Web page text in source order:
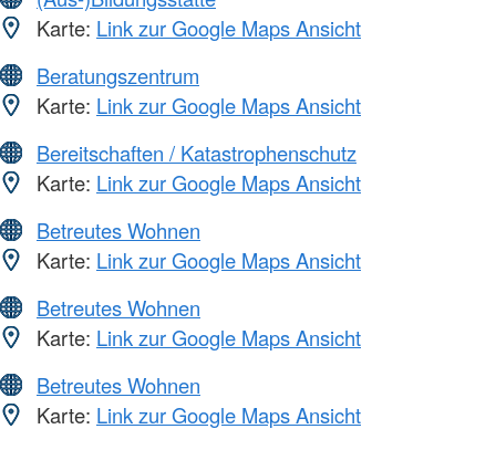
Karte: Link zur Google Maps Ansicht
Beratungszentrum
Karte: Link zur Google Maps Ansicht
Bereitschaften / Katastrophenschutz
Karte: Link zur Google Maps Ansicht
Betreutes Wohnen
Karte: Link zur Google Maps Ansicht
Betreutes Wohnen
Karte: Link zur Google Maps Ansicht
Betreutes Wohnen
Karte: Link zur Google Maps Ansicht